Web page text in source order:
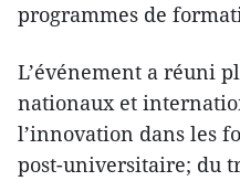
programmes de
L’événement a réuni
nationaux et
l’innovation dans les
post-universitaire; du